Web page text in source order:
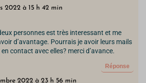
2022 à 15 h 42 min
personnes est très interessant et me
d’avantage. Pourrais je avoir leurs mails
contact avec elles? merci d’avance.
Réponse
2022 à 23 h 56 min